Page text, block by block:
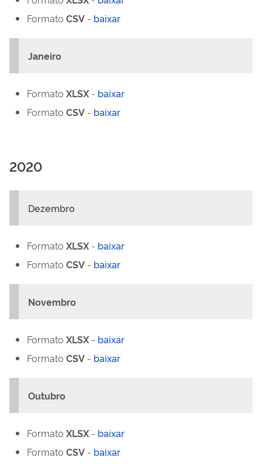
Formato CSV - baixar
Janeiro
Formato XLSX - baixar
Formato CSV - baixar
2020
Dezembro
Formato XLSX - baixar
Formato CSV - baixar
Novembro
Formato XLSX - baixar
Formato CSV - baixar
Outubro
Formato XLSX - baixar
Formato CSV - baixar